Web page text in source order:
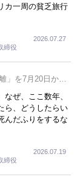
カ一周の貧乏旅行
から夜の便を利
らできたことで
たと聞くと、疲れ
締役
2026.07.27
」を7月20日から
ぜ、ここ数年、
ら、どうしたらい
んだふりをするな
企画展はタイム
締役
2026.07.19